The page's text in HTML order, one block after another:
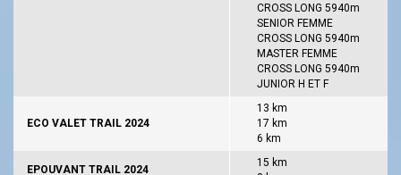
CROSS LONG 5940m
SENIOR FEMME
CROSS LONG 5940m
MASTER FEMME
CROSS LONG 5940m
JUNIOR H ET F
ECO VALET TRAIL 2024
13 km
17 km
6 km
EPOUVANT TRAIL 2024
15 km